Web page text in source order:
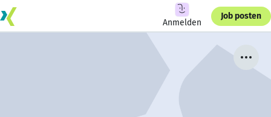
Anmelden
Job posten